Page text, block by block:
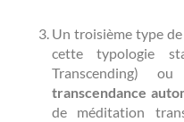
Un troisième type
cette typologie
Transcending)
transcendance
de méditation